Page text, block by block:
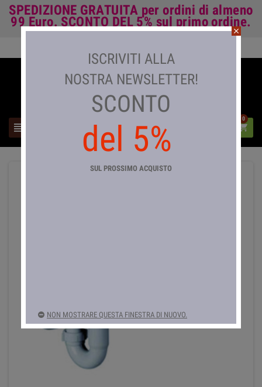
SPEDIZIONE GRATUITA per ordini di almeno
99 Euro. SCONTO DEL 5% sul primo ordine.
 
0
close
ISCRIVITI ALLA
NOSTRA NEWSLETTER!
SCONTO
del 5%
SUL PROSSIMO ACQUISTO
NON MOSTRARE QUESTA FINESTRA DI NUOVO.